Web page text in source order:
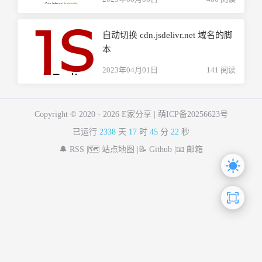
自动切换 cdn.jsdelivr.net 域名的脚
本
2023年04月01日 141 阅读
Copyright © 2020 - 2026 E家分享 | 萌ICP备20256623号
已运行 2338 天 17 时 45 分 22 秒
🔔 RSS | 🗺️ 站点地图 | 📝 Github | 📧 邮箱